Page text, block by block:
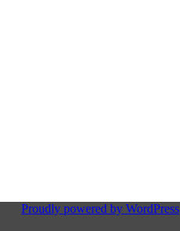
Proudly powered by WordPress